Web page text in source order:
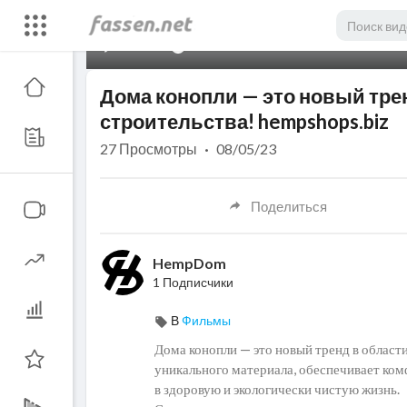
Дома конопли — это новый
строительства! hempshops.biz
27 Просмотры · 08/05/23
Поделиться
HempDom
1 Подписчики
ВФильмы
Дома конопли — это новый тренд в
уникального материала, обеспечивает
в здоровую и экологически чистую жизнь.